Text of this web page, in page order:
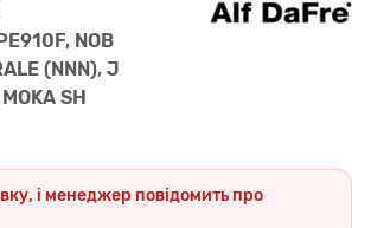
NOB
(NNN), J
SH
і менеджер повідомить про